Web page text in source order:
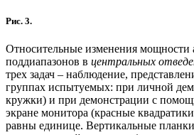
Рис. 3.
Относительные изменения мощности
поддиапазонов в центральных
трех задач – наблюдение,
группах испытуемых: при личной
кружки) и при демонстрации с
экране монитора (красные
равны единице. Вертикальные